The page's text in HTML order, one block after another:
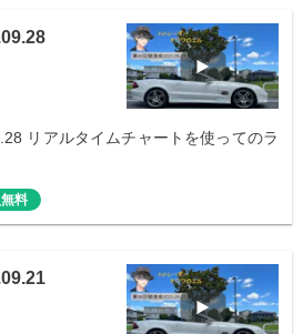
リアルタイムチャートを使ってのラ
料